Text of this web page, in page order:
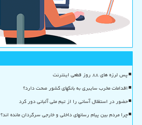
پس لرزه های ۸۸ روز قطعی اینترنت
اقدامات مخرب سایبری به بانکهای کشور صحت دارد؟
حضور در استقلال آسانی را از تیم ملی آلبانی دور کرد
چرا مردم بین پیام رسانهای داخلی و خارجی سرگردان مانده اند؟